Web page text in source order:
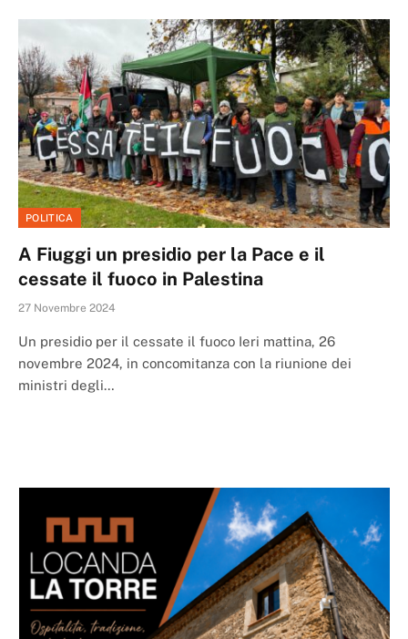
POLITICA
A Fiuggi un presidio per la Pace e il
cessate il fuoco in Palestina
27 Novembre 2024
Un presidio per il cessate il fuoco Ieri mattina, 26
novembre 2024, in concomitanza con la riunione dei
ministri degli…